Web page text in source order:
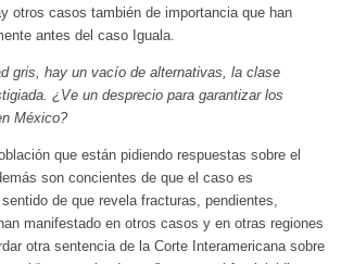
otros casos también de importancia que han
antes del caso Iguala.
gris, hay un vacío de alternativas, la clase
¿Ve un desprecio para garantizar los
México?
que están pidiendo respuestas sobre el
son concientes de que el caso es
de que revela fracturas, pendientes,
manifestado en otros casos y en otras regiones
otra sentencia de la Corte Interamericana sobre